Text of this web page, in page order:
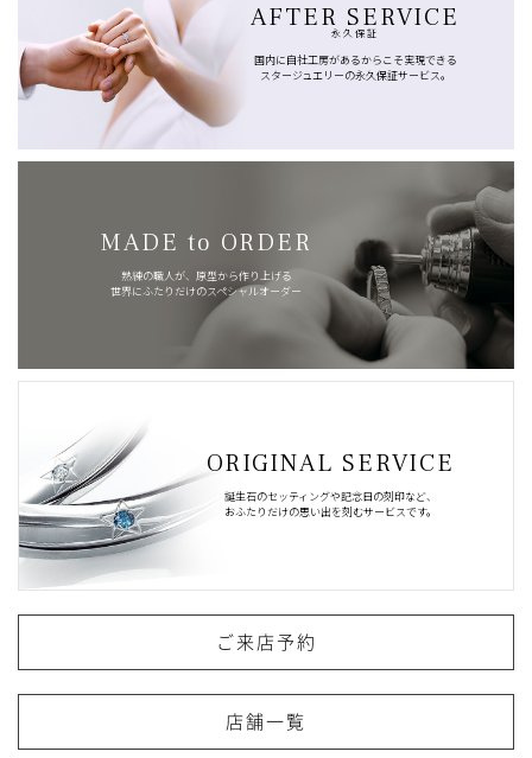
AFTER SERVICE
永久保証
国内に自社工房があるからこそ実現できる
スタージュエリーの永久保証サービス。
MADE to ORDER
熟練の職人が、原型から作り上げる
世界にふたりだけのスペシャルオーダー
ORIGINAL SERVICE
誕生石のセッティングや記念日の刻印など、
おふたりだけの思い出を刻むサービスです。
ご来店予約
店舗一覧